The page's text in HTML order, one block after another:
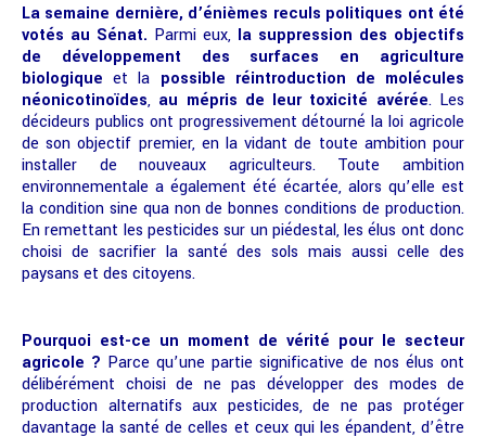
La semaine dernière, d’énièmes reculs politiques ont été
votés au Sénat. Parmi eux, la suppression des objectifs
de développement des surfaces en agriculture
biologique et la possible réintroduction de molécules
néonicotinoïdes, au mépris de leur toxicité avérée. Les
décideurs publics ont progressivement détourné la loi agricole
de son objectif premier, en la vidant de toute ambition pour
installer de nouveaux agriculteurs. Toute ambition
environnementale a également été écartée, alors qu’elle est
la condition sine qua non de bonnes conditions de production.
En remettant les pesticides sur un piédestal, les élus ont donc
choisi de sacrifier la santé des sols mais aussi celle des
paysans et des citoyens.
Pourquoi est-ce un moment de vérité pour le secteur
agricole ? Parce qu’une partie significative de nos élus ont
délibérément choisi de ne pas développer des modes de
production alternatifs aux pesticides, de ne pas protéger
davantage la santé de celles et ceux qui les épandent, d’être